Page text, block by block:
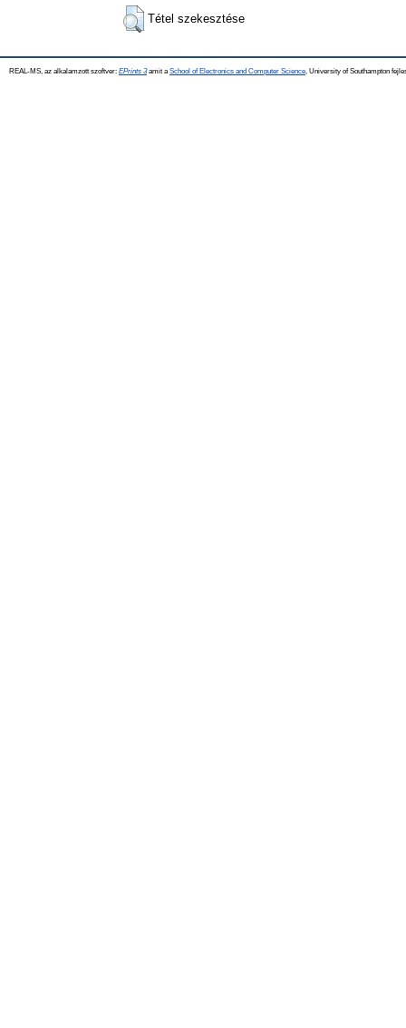
Tétel szekesztése
REAL-MS, az alkalamzott szoftver: EPrints 3amit a School of Electronics and Computer Science , University of Southampton